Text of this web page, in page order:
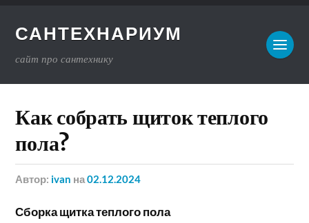
САНТЕХНАРИУМ
сайт про сантехнику
Как собрать щиток теплого
пола?
Автор: ivan на02.12.2024
Сборка щитка теплого пола